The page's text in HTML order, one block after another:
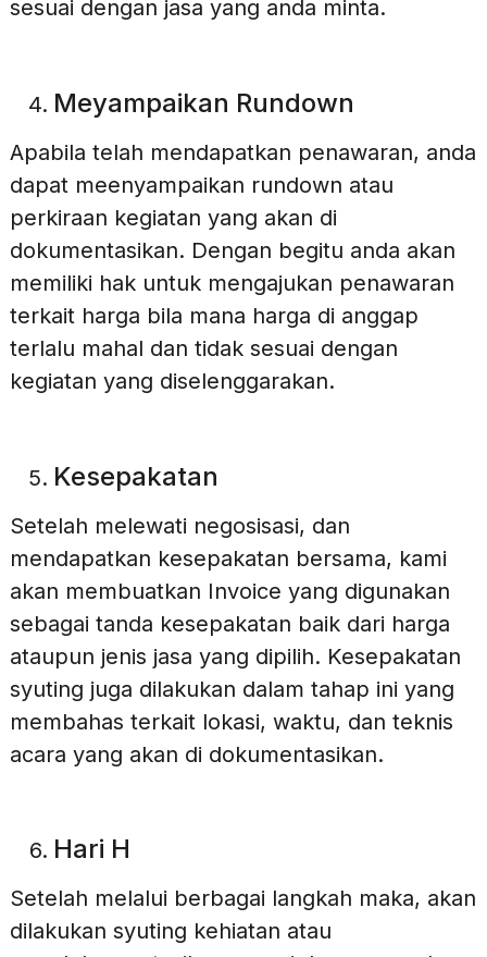
sesuai dengan jasa yang anda minta.
Meyampaikan Rundown
Apabila telah mendapatkan penawaran, anda
dapat meenyampaikan rundown atau
perkiraan kegiatan yang akan di
dokumentasikan. Dengan begitu anda akan
memiliki hak untuk mengajukan penawaran
terkait harga bila mana harga di anggap
terlalu mahal dan tidak sesuai dengan
kegiatan yang diselenggarakan.
Kesepakatan
Setelah melewati negosisasi, dan
mendapatkan kesepakatan bersama, kami
akan membuatkan Invoice yang digunakan
sebagai tanda kesepakatan baik dari harga
ataupun jenis jasa yang dipilih. Kesepakatan
syuting juga dilakukan dalam tahap ini yang
membahas terkait lokasi, waktu, dan teknis
acara yang akan di dokumentasikan.
Hari H
Setelah melalui berbagai langkah maka, akan
dilakukan syuting kehiatan atau